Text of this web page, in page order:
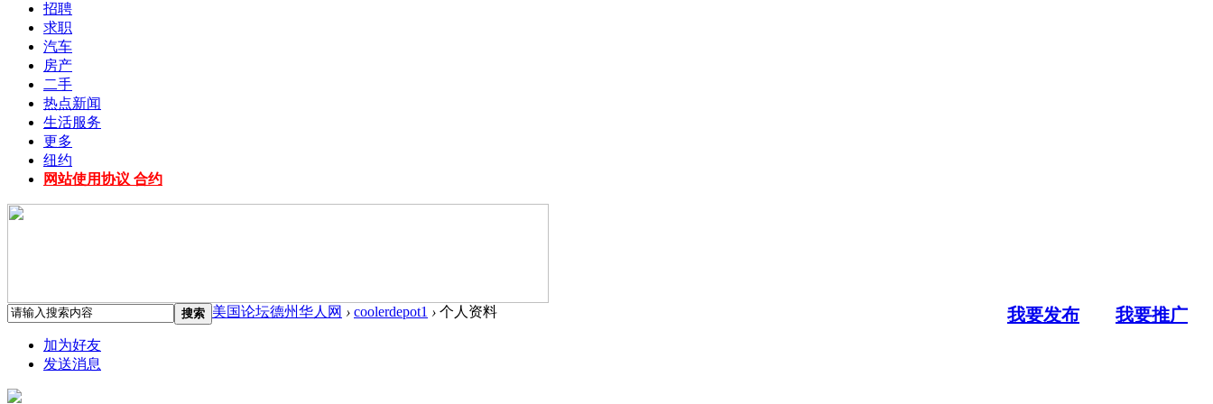
招聘
求职
汽车
房产
二手
热点新闻
生活服务
更多
纽约
网站使用协议 合约
搜索 我要发布 我要推广
美国论坛德州华人网 › coolerdepot1 › 个人资料
加为好友
发送消息